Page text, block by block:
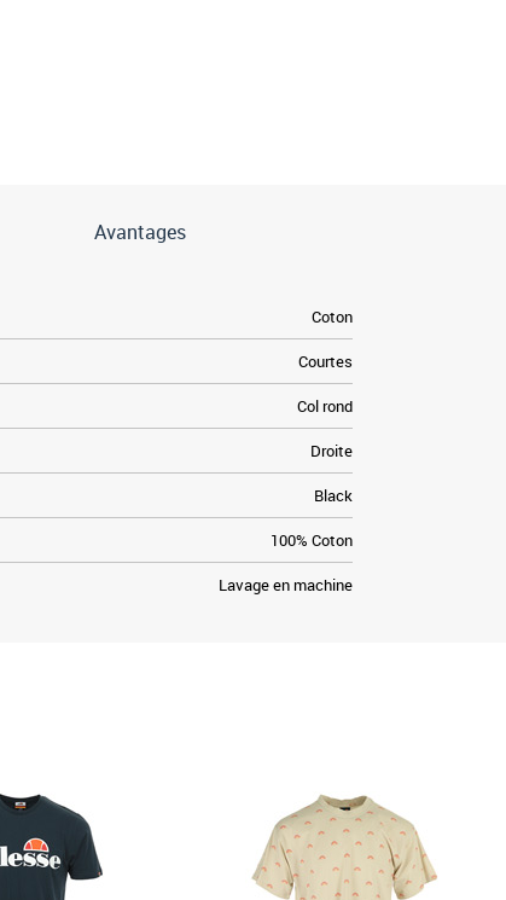
Avantages
Coton
Courtes
Col rond
Droite
Black
100% Coton
Lavage en machine